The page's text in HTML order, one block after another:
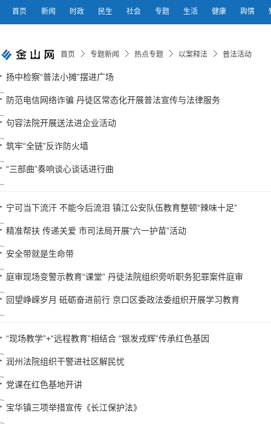
首页 新闻 时政 民生 社会 专题 生活 健康 舆情
首页 专题新闻 热点专题 以案释法 普法活动
扬中检察“普法小摊”摆进广场
防范电信网络诈骗 丹徒区常态化开展普法宣传与法律服务
句容法院开展送法进企业活动
筑牢“全链”反诈防火墙
“三部曲”奏响谈心谈话进行曲
宁可当下流汗 不能今后流泪 镇江公安队伍教育整顿“辣味十足”
精准帮扶 传递关爱 市司法局开展“六一护苗”活动
安全带就是生命带
庭审现场变警示教育“课堂” 丹徒法院组织旁听职务犯罪案件庭审
回望峥嵘岁月 砥砺奋进前行 京口区委政法委组织开展学习教育
“现场教学”+“远程教育”相结合 “银发戎辉”传承红色基因
润州法院组织干警进社区解民忧
党课在红色基地开讲
宝华镇三项举措宣传《长江保护法》